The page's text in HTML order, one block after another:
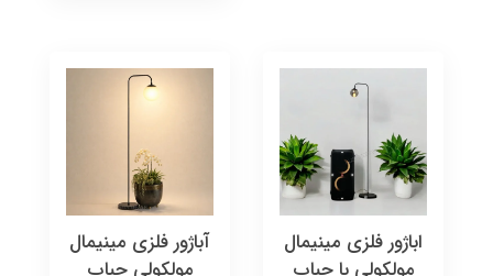
اباژور فلزی مینیمال
مولکولی با حباب
آباژور فلزی مینیمال
مولکولی حباب